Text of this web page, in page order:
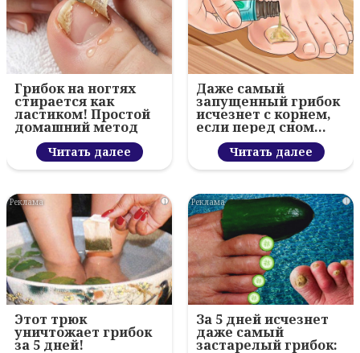
Грибок на ногтях
стирается как
ластиком! Простой
домашний метод
Читать далее
Даже самый
запущенный грибок
исчезнет с корнем,
если перед сном…
Читать далее
i
Этот трюк
уничтожает грибок
за 5 дней!
i
За 5 дней исчезнет
даже самый
застарелый грибок: